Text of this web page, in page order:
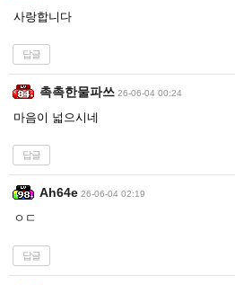
사랑합니다
답글
촉촉한물파쓰 26-06-04 00:24
마음이 넓으시네
답글
Ah64e 26-06-04 02:19
ㅇㄷ
답글